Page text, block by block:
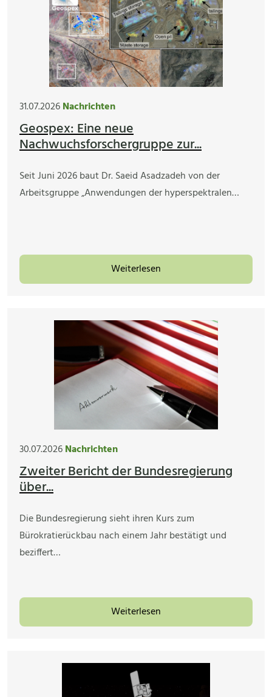
31.07.2026Nachrichten
Geospex: Eine neue
Nachwuchsforschergruppe zur...
Seit Juni 2026 baut Dr. Saeid Asadzadeh von der
Arbeitsgruppe „Anwendungen der hyperspektralen…
Weiterlesen
30.07.2026Nachrichten
Zweiter Bericht der Bundesregierung
über...
Die Bundesregierung sieht ihren Kurs zum
Bürokratierückbau nach einem Jahr bestätigt und
beziffert…
Weiterlesen